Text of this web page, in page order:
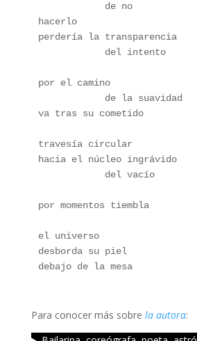
            de no
hacerlo
perdería la transparencia
            del intento
por el camino
            de la suavidad
va tras su cometido
travesía circular
hacia el núcleo ingrávido
            del vacío
por momentos tiembla
el universo
desborda su piel
debajo de la mesa
Para conocer más sobre la autora: